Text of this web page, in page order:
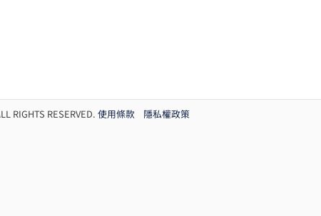
RESERVED. 使用條款 隱私權政策